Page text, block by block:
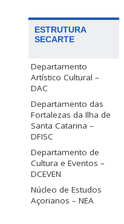
ESTRUTURA
SECARTE
Departamento
Artístico Cultural –
DAC
Departamento das
Fortalezas da Ilha de
Santa Catarina –
DFISC
Departamento de
Cultura e Eventos –
DCEVEN
Núcleo de Estudos
Açorianos – NEA